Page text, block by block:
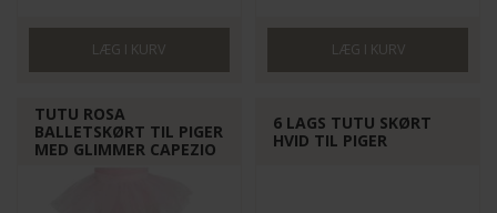
TUTU ROSA
BALLETSKØRT TIL PIGER
MED GLIMMER CAPEZIO
6 LAGS TUTU SKØRT
HVID TIL PIGER